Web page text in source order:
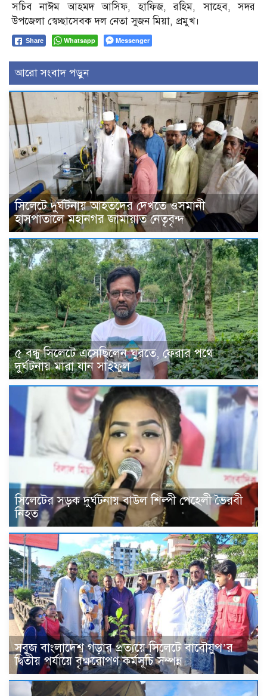
সচিব নাঈম আহমদ আসিফ, হাফিজ, রহিম, সাহেব, সদর
উপজেলা স্বেচ্ছাসেবক দল নেতা সুজন মিয়া, প্রমুখ।
Share Whatsapp Messenger
আরো সংবাদ পড়ুন
সিলেটে দুর্ঘটনায় আহতদের দেখতে ওসমানী
হাসপাতালে মহানগর জামায়াত নেতৃবৃন্দ
৫ বন্ধু সিলেটে এসেছিলেন ঘুরতে, ফেরার পথে
দুর্ঘটনায় মারা যান সাইফুল
সিলেটের সড়ক দুর্ঘটনায় বাউল শিল্পী পেহেলী ভৈরবী
নিহত
সবুজ বাংলাদেশ গড়ার প্রত্যয়ে সিলেটে বাবৌযুপ’র
দ্বিতীয় পর্যায়ে বৃক্ষরোপণ কর্মসূচি সম্পন্ন